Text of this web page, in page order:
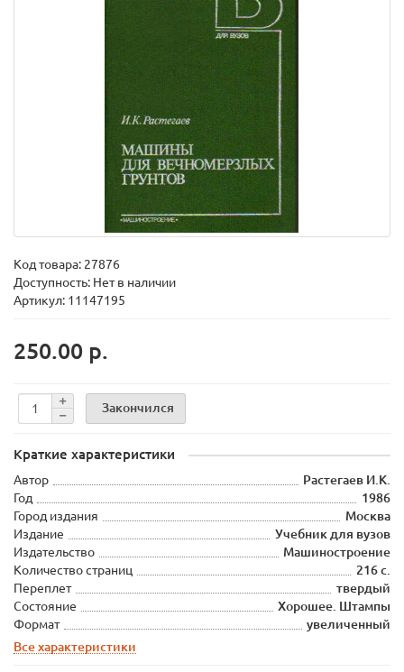
Код товара: 27876
Доступность: Нет в наличии
Артикул: 11147195
250.00 р.
Закончился
Краткие характеристики
Автор
Растегаев И.К.
Год
1986
Город издания
Москва
Издание
Учебник для вузов
Издательство
Машиностроение
Количество страниц
216 с.
Переплет
твердый
Состояние
Хорошее. Штампы
Формат
увеличенный
Все характеристики